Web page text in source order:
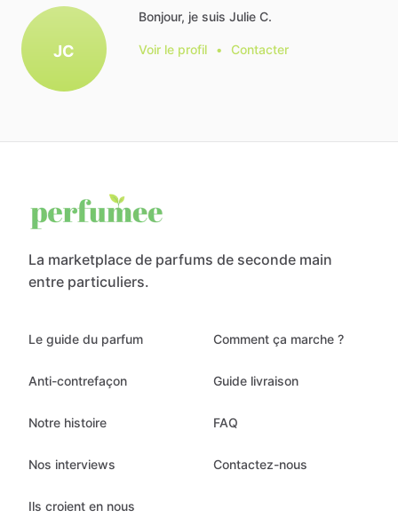
JC
Bonjour, je suis Julie C.
Voir le profil • Contacter
La marketplace de parfums de seconde main
entre particuliers.
Le guide du parfum
Anti-contrefaçon
Notre histoire
Nos interviews
Ils croient en nous
Comment ça marche ?
Guide livraison
FAQ
Contactez-nous